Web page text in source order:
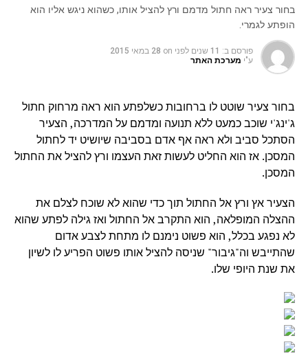
בחור צעיר ראה חתול מדמם ורץ להציל אותו, כשהוא ניגש אליו הוא
הופתע לגמרי.
פורסם ב: 11 שנים לפני on 28 במאי 2015
ע"י מערכת האתר
בחור צעיר שוטט לו ברחובות כשלפתע הוא ראה מרחוק חתול
ג'ינג'י שוכב כמעט ללא תנועה ומדמם על המדרכה, הצעיר
הסתכל סביב ולא ראה אף אדם בסביבה שיושיט יד לחתול
המסכן. אז הוא החליט לעשות זאת העצמו ורץ להציל את החתול
המסכן.
הצעיר אץ ורץ אל החתול תוך כדי שהוא לא שוכח לצלם את
ההצלה המופלאה, הוא התקרב אל החתול ואז גילה לפתע שהוא
לא נפגע בכלל, הוא פשוט נימנם לו מתחת לצבע אדום
שהתייבש וה"גיבור" שניסה להציל אותו פשוט הפריע לו לשיון
את שנת היופי שלו.